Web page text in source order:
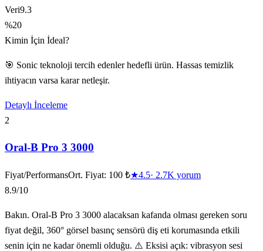
Veri9.3
%20
Kimin İçin İdeal?
🎯 Sonic teknoloji tercih edenler hedefli ürün. Hassas temizlik
ihtiyacın varsa karar netleşir.
Detaylı İnceleme
2
Oral-B Pro 3 3000
Fiyat/PerformansOrt. Fiyat: 100 ₺★4.5· 2.7K yorum
8.9/10
Bakın. Oral-B Pro 3 3000 alacaksan kafanda olması gereken soru
fiyat değil, 360° görsel basınç sensörü diş eti korumasında etkili
senin için ne kadar önemli olduğu. ⚠️ Eksisi açık: vibrasyon sesi